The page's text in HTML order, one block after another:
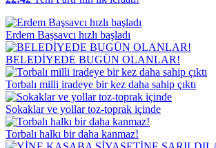
Erdem Başsavcı hızlı başladı
BELEDİYEDE BUGÜN OLANLAR!
Torbalı milli iradeye bir kez daha sahip çıktı
Sokaklar ve yollar toz-toprak içinde
Torbalı halkı bir daha kanmaz!